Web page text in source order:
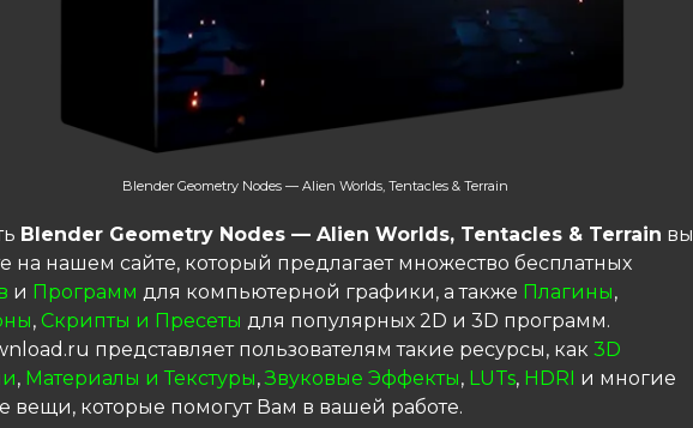
Blender Geometry Nodes — Alien Worlds, Tentacles & Terrain
Blender Geometry Nodes — Alien Worlds, Tentacles & Terrain вы
на нашем сайте, который предлагает множество бесплатных
и Программ для компьютерной графики, а также Плагины,
, Скрипты и Пресеты для популярных 2D и 3D программ.
представляет пользователям такие ресурсы, как 3D
, Материалы и Текстуры,Звуковые Эффекты, LUTs, HDRI и многие
вещи, которые помогут Вам в вашей работе.